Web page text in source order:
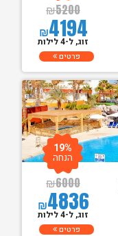
₪5200
₪4194
זוג, ל-4 לילות
פרטים
₪6000
₪4836
19%
הנחה
זוג, ל-4 לילות
פרטים